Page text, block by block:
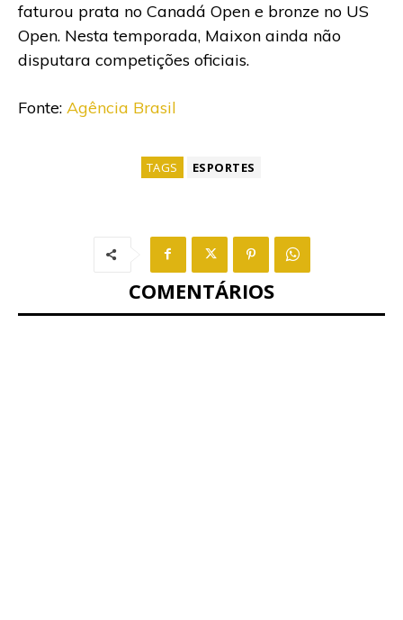
faturou prata no Canadá Open e bronze no US
Open. Nesta temporada, Maixon ainda não
disputara competições oficiais.
Fonte: Agência Brasil
TAGS ESPORTES
COMENTÁRIOS